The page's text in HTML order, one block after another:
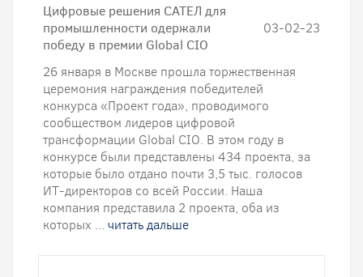
Цифровые решения САТЕЛ для
промышленности одержали
победу в премии Global CIO
03-02-23
26 января в Москве прошла торжественная
церемония награждения победителей
конкурса «Проект года», проводимого
сообществом лидеров цифровой
трансформации Global CIO. В этом году в
конкурсе были представлены 434 проекта, за
которые было отдано почти 3,5 тыс. голосов
ИТ-директоров со всей России. Наша
компания представила 2 проекта, оба из
которых ... читать дальше